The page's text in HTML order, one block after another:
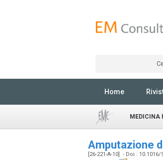
Home
MEDICINA
Amputazione
[26-221-A-10] - Doi : 10.1016/